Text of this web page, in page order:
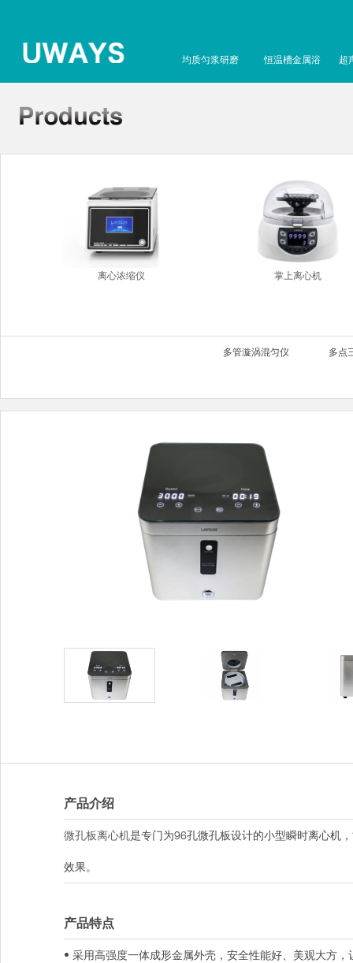
均质匀浆研磨 恒温槽金属浴 超
离心浓缩仪 掌上离心机
多管漩涡混匀仪 多点
产品介绍
微孔板离心机是专门为96孔微孔板设计的小型瞬时离心机
效果。
产品特点
• 采用高强度一体成形金属外壳，安全性能好、美观大方